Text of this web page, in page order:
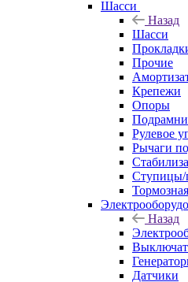
Шасси
Назад
Шасси
Прочие
Крепежи
Опоры
Рулевое
Рычаги
Назад
Датчики